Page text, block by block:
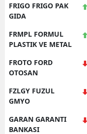
FRIGO FRIGO PAK
GIDA
FRMPL FORMUL
PLASTIK VE METAL
FROTO FORD
OTOSAN
FZLGY FUZUL
GMYO
GARAN GARANTI
BANKASI